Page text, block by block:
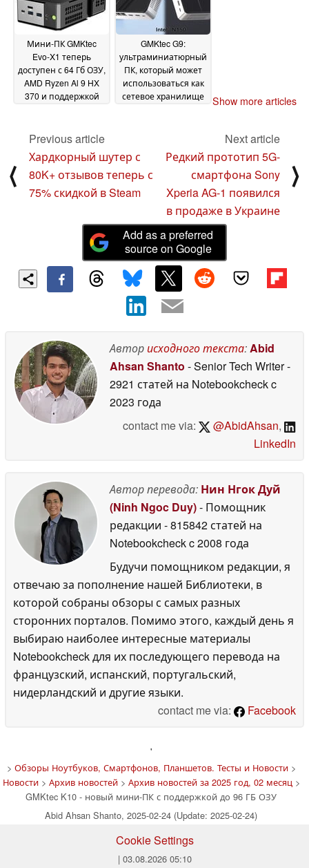
Мини-ПК GMKtec
Evo-X1 теперь
доступен с 64 Гб ОЗУ,
AMD Ryzen Al 9 HX
370 и поддержкой
GMKtec G9:
ультраминиатюрный
ПК, который может
использоваться как
сетевое хранилище
Show more articles
⟨
Previous article
Хардкорный шутер с
80K+ отзывов теперь с
75% скидкой в Steam
Next article
Редкий прототип 5G-
смартфона Sony
Xperia AG-1 появился
в продаже в Украине
⟩
Add as a preferred
source on Google
Авторисходного текста:Abid
Ahsan Shanto - Senior Tech Writer-
2921 статей на Notebookcheckc
2023 года
contact me via:
@AbidAhsan,
LinkedIn
Автор перевода: Нин Нгок Дуй
(Ninh Ngoc Duy)- Помощник
редакции - 815842 статей на
Notebookcheckc 2008 года
Будучи помощником редакции, я
отвечаю за пополнение нашей Библиотеки, в
которой собраны обзоры с самых разных
сторонних порталов. Помимо этого, каждый день я
выбираю наиболее интересные материалы
Notebookcheck для их последующего перевода на
французский, испанский, португальский,
нидерландский и другие языки.
contact me via:
Facebook
'
> Обзоры Ноутбуков, Смартфонов, Планшетов. Тесты и Новости>
Новости> Архив новостей> Архив новостей за 2025 год, 02 месяц>
GMKtec K10 - новый мини-ПК с поддержкой до 96 ГБ ОЗУ
Abid Ahsan Shanto, 2025-02-24 (Update: 2025-02-24)
Cookie Settings
| 03.08.2026 05:10